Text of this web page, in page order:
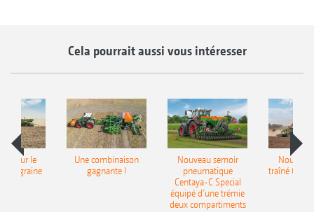
Cela pourrait aussi vous intéresser
pour le
Une combinaison
gagnante !
Nouveau semoir
pneumatique
Centaya-C Special
équipé d’une trémie
deux compartiments
traîné